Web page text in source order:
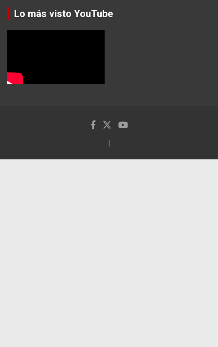
Lo más visto YouTube